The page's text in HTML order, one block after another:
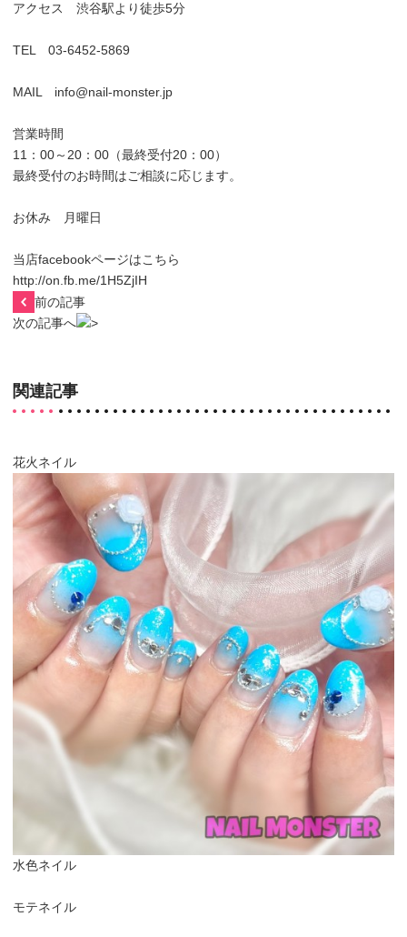
アクセス 渋谷駅より徒歩5分
TEL 03-6452-5869
MAIL info@nail-monster.jp
営業時間
11：00～20：00（最終受付20：00）
最終受付のお時間はご相談に応じます。
お休み 月曜日
当店facebookページはこちら
http://on.fb.me/1H5ZjIH
前の記事
次の記事へ
関連記事
花火ネイル
水色ネイル
モテネイル